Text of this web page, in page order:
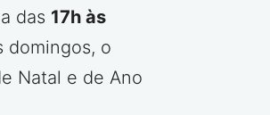
das 17h às
domingos, o
Natal e de Ano